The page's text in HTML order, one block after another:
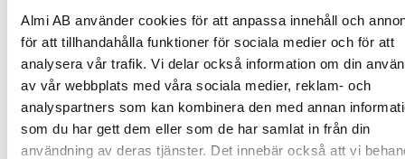
Almi AB använder cookies för att anpassa innehåll och
för att tillhandahålla funktioner för sociala medier och för att
analysera vår trafik. Vi delar också information om din
av vår webbplats med våra sociala medier, reklam- och
analyspartners som kan kombinera den med annan
som du har gett dem eller som de har samlat in från din
användning av deras tjänster. Det innebär också att vi
Datum:
Fredag 5 september
Tid:
kl.07.45-09.30